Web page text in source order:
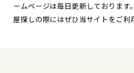
ームページは毎日更新しております
屋探しの際にはぜひ当サイトをご利